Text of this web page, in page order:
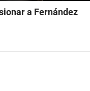
a Fernández